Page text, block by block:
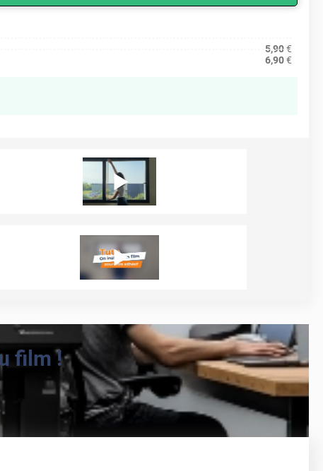
5,90€
6,90€
film !